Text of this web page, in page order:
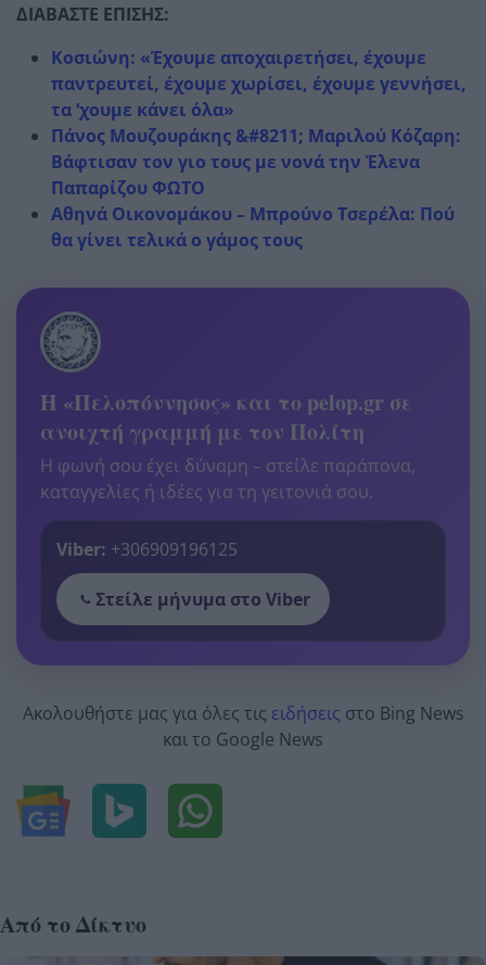
ΔΙΑΒΑΣΤΕ ΕΠΙΣΗΣ:
Κοσιώνη: «Έχουμε αποχαιρετήσει, έχουμε
παντρευτεί, έχουμε χωρίσει, έχουμε γεννήσει,
τα ‘χουμε κάνει όλα»
Πάνος Μουζουράκης &#8211; Μαριλού Κόζαρη:
Βάφτισαν τον γιο τους με νονά την Έλενα
Παπαρίζου ΦΩΤΟ
Αθηνά Οικονομάκου – Μπρούνο Τσερέλα: Πού
θα γίνει τελικά ο γάμος τους
Η «Πελοπόννησος» και το pelop.gr σε
ανοιχτή γραμμή με τον Πολίτη
Η φωνή σου έχει δύναμη – στείλε παράπονα,
καταγγελίες ή ιδέες για τη γειτονιά σου.
Viber: +306909196125
Στείλε μήνυμα στο Viber
Ακολουθήστε μας για όλες τις ειδήσεις στο Bing News
και το Google News
Από το Δίκτυο